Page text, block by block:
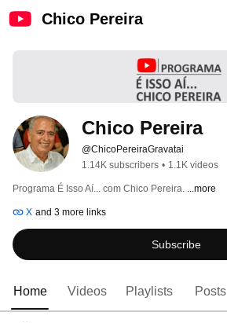
Chico Pereira
Chico Pereira
@ChicoPereiraGravatai
1.14K subscribers • 1.1K videos
Programa É Isso Aí... com Chico Pereira. ...more
X and 3 more links
Subscribe
Home Videos Playlists Posts